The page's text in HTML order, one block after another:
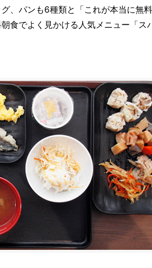
、パンも6種類と「これが本当に無
食でよく見かける人気メニュー「ス